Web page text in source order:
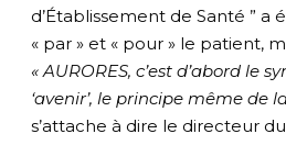
d’Établissement de Santé ” a
« par » et « pour » le patient,
« AURORES, c’est d’abord le
‘avenir’, le principe même de
s’attache à dire le directeur du